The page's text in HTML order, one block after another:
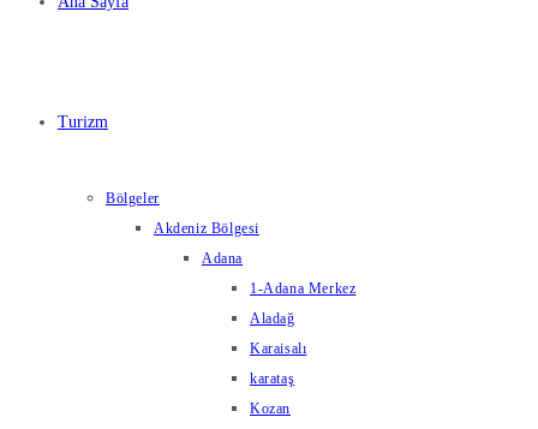
Turizm
Bölgeler
Akdeniz Bölgesi
Adana
1-Adana Merkez
Aladağ
Karaisalı
karataş
Kozan